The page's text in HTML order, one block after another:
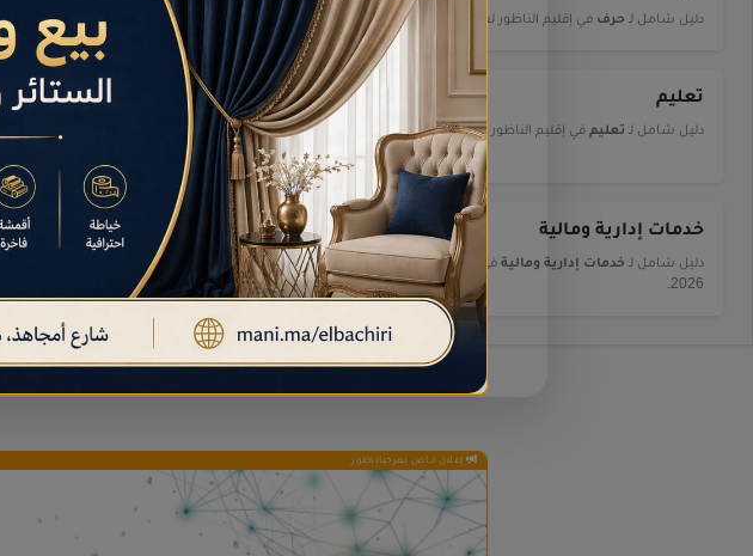
دليل شامل لـ حرف في إقليم الناظور لعام 2026. دليل شامل لـ سياحة وترفيه في إقليم الناظور لعام 2026.
تعليم
دليل شامل لـ تعليم في إقليم الناظور لعام 2026.
تنظيم المناسبات
دليل شامل لـتنظيم المناسبات
في إقليم الناظور لعام
2026.
خدمات إدارية ومالية
دليل شامل لـ خدمات إدارية ومالية في إقليم الناظور لعام
2026.
خدمات النقل
دليل شامل لـخدمات النقلفي إقليم الناظور لعام 2026.
إعلان خاص بمرحباناظور